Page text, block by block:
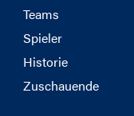
Teams
Spieler
Historie
Zuschauende